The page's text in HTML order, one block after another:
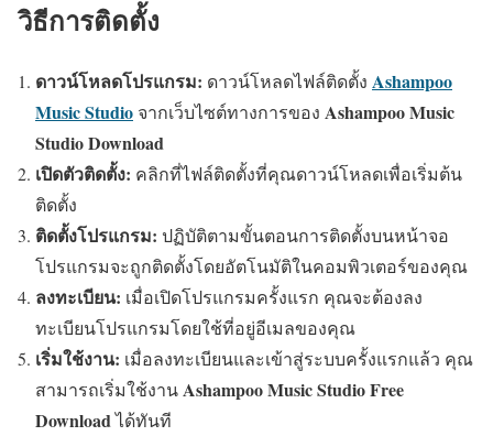
วิธีการติดตั้ง
ดาวน์โหลดโปรแกรม: ดาวน์โหลดไฟล์ติดตั้ง Ashampoo
Music Studio จากเว็บไซต์ทางการของ Ashampoo Music
Studio Download
เปิดตัวติดตั้ง: คลิกที่ไฟล์ติดตั้งที่คุณดาวน์โหลดเพื่อเริ่มต้น
ติดตั้ง
ติดตั้งโปรแกรม: ปฏิบัติตามขั้นตอนการติดตั้งบนหน้าจอ
โปรแกรมจะถูกติดตั้งโดยอัตโนมัติในคอมพิวเตอร์ของคุณ
ลงทะเบียน: เมื่อเปิดโปรแกรมครั้งแรก คุณจะต้องลง
ทะเบียนโปรแกรมโดยใช้ที่อยู่อีเมลของคุณ
เริ่มใช้งาน: เมื่อลงทะเบียนและเข้าสู่ระบบครั้งแรกแล้ว คุณ
สามารถเริ่มใช้งานAshampoo Music Studio Free
Downloadได้ทันที